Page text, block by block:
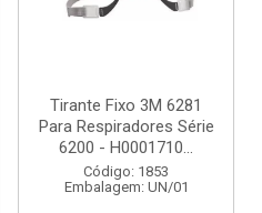
Tirante Fixo 3M 6281
Para Respiradores Série
6200 - H0001710...
Código: 1853
Embalagem: UN/01